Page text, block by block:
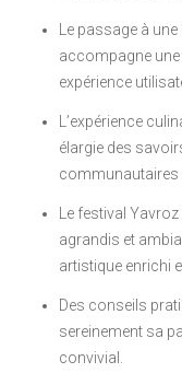
Le passage à
accompagne
expérience
L’expérience
élargie des
communautaires
Le festival
agrandis et
artistique enrichi
Des conseils
sereinement sa
convivial.